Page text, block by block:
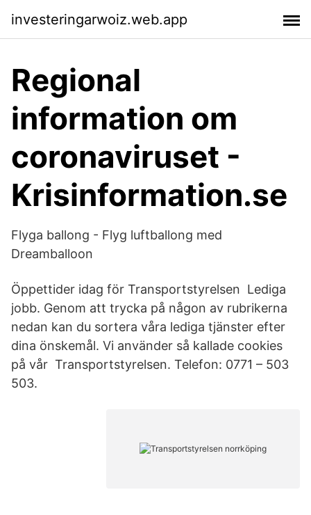
investeringarwoiz.web.app
Regional
information om
coronaviruset -
Krisinformation.se
Flyga ballong - Flyg luftballong med
Dreamballoon
Öppettider idag för Transportstyrelsen Lediga
jobb. Genom att trycka på någon av rubrikerna
nedan kan du sortera våra lediga tjänster efter
dina önskemål. Vi använder så kallade cookies
på vår Transportstyrelsen. Telefon: 0771 – 503
503.